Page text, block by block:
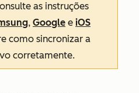
as instruções
, Google e iOS
como sincronizar a
corretamente.